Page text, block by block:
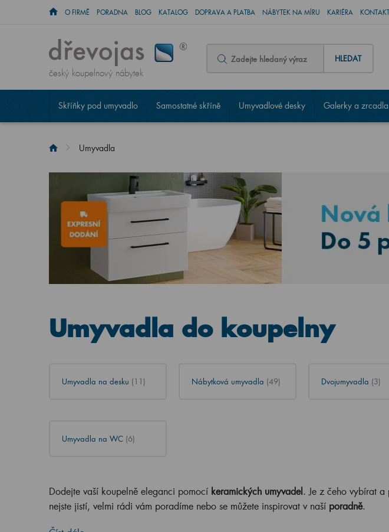
O FIRMĚ PORADNA BLOG KATALOG DOPRAVA A PLATBA NÁBYTEK NA MÍRU KARIÉRA
český koupelnový nábytek
HLEDAT
Skříňky pod umyvadlo Samostatné skříně Umyvadlové desky Galerky a zrcadla
Umyvadla
Umyvadla do koupelny
Umyvadla na desku (11) Nábytková umyvadla (49) Dvojumyvadla (3)
Umyvadla na WC (6)
Dodejte vaší koupelně eleganci pomocí keramických umyvadel. Je z čeho vybírat a
nejste jistí, velmi rádi vám poradíme nebo se můžete inspirovat v naší poradně.